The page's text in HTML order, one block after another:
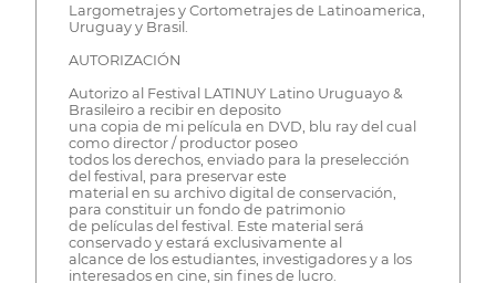
Largometrajes y Cortometrajes de Latinoamerica,
Uruguay y Brasil.
AUTORIZACIÓN
Autorizo al Festival LATINUY Latino Uruguayo &
Brasileiro a recibir en deposito
una copia de mi película en DVD, blu ray del cual
como director / productor poseo
todos los derechos, enviado para la preselección
del festival, para preservar este
material en su archivo digital de conservación,
para constituir un fondo de patrimonio
de películas del festival. Este material será
conservado y estará exclusivamente al
alcance de los estudiantes, investigadores y a los
interesados en cine, sin fines de lucro.